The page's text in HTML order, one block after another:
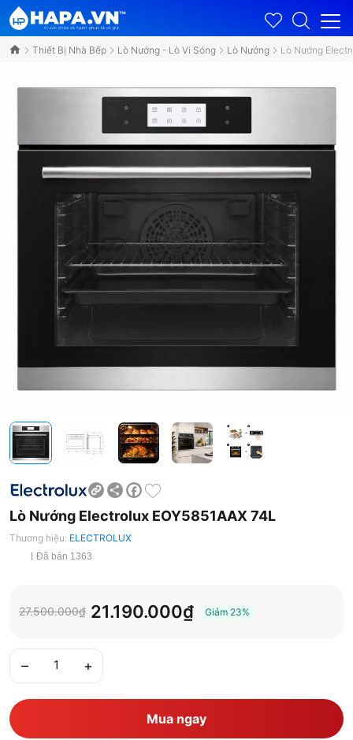
Thiết Bị Nhà Bếp Lò Nướng - Lò Vi Sóng Lò Nướng Lò Nướng
ShareFacebook
Lò Nướng Electrolux EOY5851AAX 74L
Thương hiệu: ELECTROLUX
Đã bán 1363
27.500.000₫ 21.190.000₫ Giảm 23%
– +
Mua ngay